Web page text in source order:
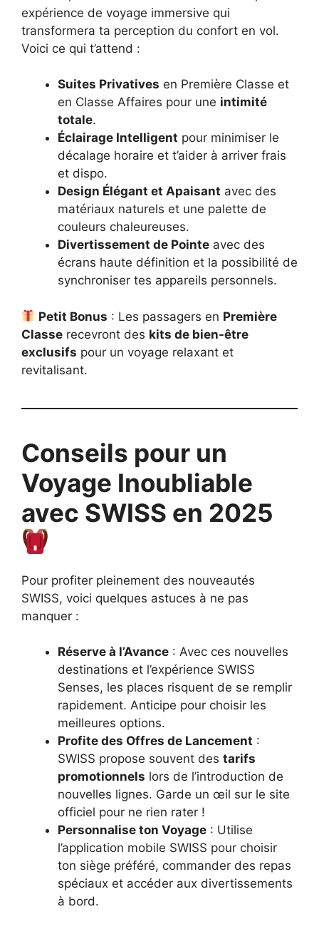
expérience de voyage immersive qui
transformera ta perception du confort en vol.
Voici ce qui t’attend :
Suites Privatives en Première Classe et
en Classe Affaires pour une intimité
totale.
Éclairage Intelligent pour minimiser le
décalage horaire et t’aider à arriver frais
et dispo.
Design Élégant et Apaisant avec des
matériaux naturels et une palette de
couleurs chaleureuses.
Divertissement de Pointe avec des
écrans haute définition et la possibilité de
synchroniser tes appareils personnels.
Petit Bonus : Les passagers en Première
Classe recevront des kits de bien-être
exclusifs pour un voyage relaxant et
revitalisant.
Conseils pour un
Voyage Inoubliable
avec SWISS en 2025
Pour profiter pleinement des nouveautés
SWISS, voici quelques astuces à ne pas
manquer :
Réserve à l’Avance : Avec ces nouvelles
destinations et l’expérience SWISS
Senses, les places risquent de se remplir
rapidement. Anticipe pour choisir les
meilleures options.
Profite des Offres de Lancement :
SWISS propose souvent des tarifs
promotionnels lors de l’introduction de
nouvelles lignes. Garde un œil sur le site
officiel pour ne rien rater !
Personnalise ton Voyage : Utilise
l’application mobile SWISS pour choisir
ton siège préféré, commander des repas
spéciaux et accéder aux divertissements
à bord.